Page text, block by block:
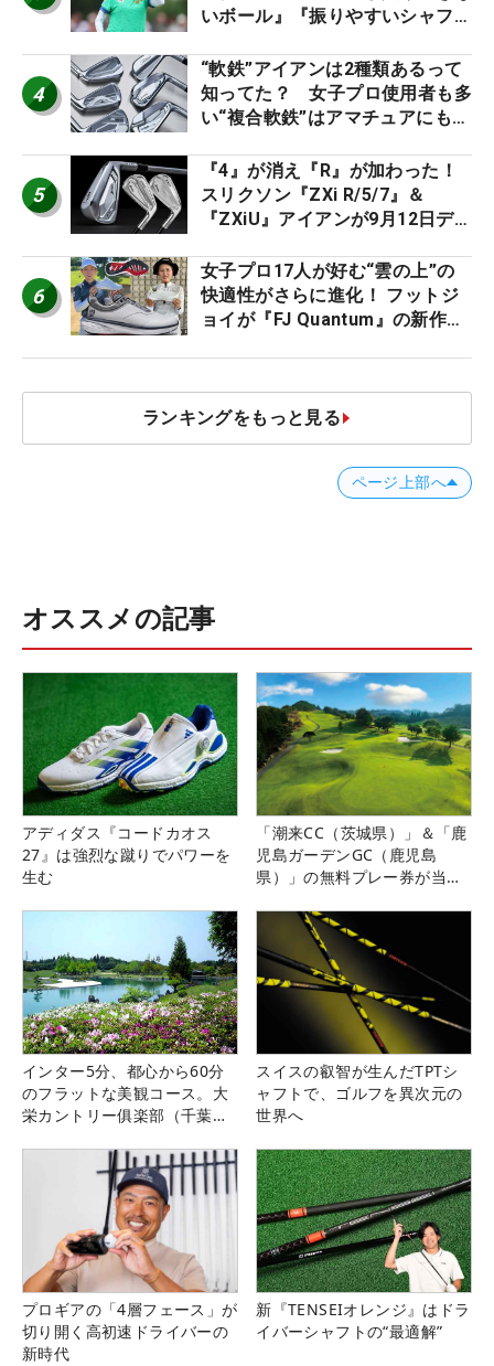
いボール』『振りやすいシャフ
ー』 #女子プロセッティング
4
“軟鉄”アイアンは2種類あるって
知ってた？ 女子プロ使用者も多
い“複合軟鉄”はアマチュアにもオ
5
『4』が消え『R』が加わった！
スリクソン『ZXi R/5/7』＆
『ZXiU』アイアンが9月12日デ
6
女子プロ17人が好む“雲の上”の
快適性がさらに進化！ フットジ
ョイが『FJ Quantum』の新作を
ランキングをもっと見る
ページ上部へ
オススメの記事
アディダス『コードカオス
27』は強烈な蹴りでパワーを
生む
「潮来CC（茨城県）」＆「鹿
児島ガーデンGC（鹿児島
県）」の無料プレー券が当た
インター5分、都心から60分
のフラットな美観コース。大
栄カントリー俱楽部（千葉
スイスの叡智が生んだTPTシ
ャフトで、ゴルフを異次元の
世界へ
プロギアの「4層フェース」が
切り開く高初速ドライバーの
新時代
新『TENSEIオレンジ』はドラ
イバーシャフトの“最適解”